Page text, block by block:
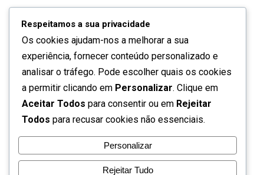
Quem somos
Contactos
Termos de utilização
Perguntas frequentes
Respeitamos a sua privacidade
Os cookies ajudam-nos a melhorar a sua
experiência, fornecer conteúdo personalizado e
analisar o tráfego. Pode escolher quais os cookies
a permitir clicando em Personalizar. Clique em
Aceitar Todos para consentir ou em Rejeitar
Todos para recusar cookies não essenciais.
Personalizar
Rejeitar Tudo